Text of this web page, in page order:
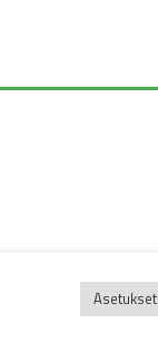
Asetukset